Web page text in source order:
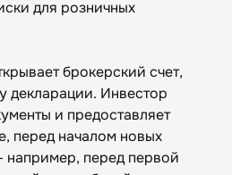
для розничных
брокерский счет,
декларации. Инвестор
и предоставляет
перед началом новых
например, перед первой